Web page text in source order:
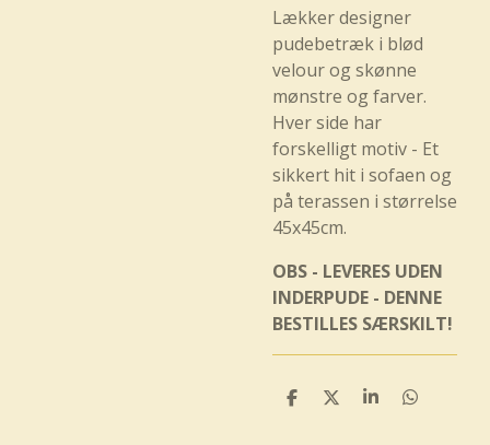
Lækker designer
pudebetræk i blød
velour og skønne
mønstre og farver.
Hver side har
forskelligt motiv - Et
sikkert hit i sofaen og
på terassen i størrelse
45x45cm.
OBS - LEVERES UDEN
INDERPUDE - DENNE
BESTILLES SÆRSKILT!
D
D
D
D